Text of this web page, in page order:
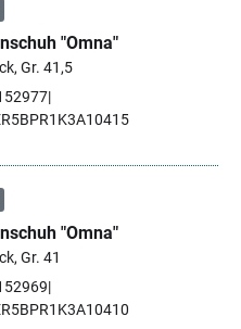
"Omna"
Gr. 41,5
"Omna"
Gr. 41